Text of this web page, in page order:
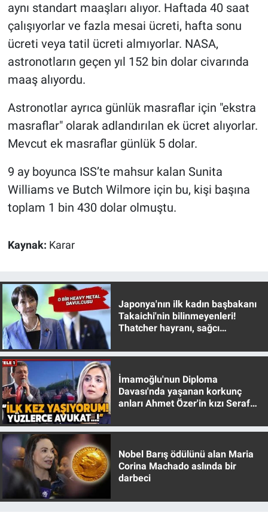
aynı standart maaşları alıyor. Haftada 40 saat
çalışıyorlar ve fazla mesai ücreti, hafta sonu
ücreti veya tatil ücreti almıyorlar. NASA,
astronotların geçen yıl 152 bin dolar civarında
maaş alıyordu.
Astronotlar ayrıca günlük masraflar için "ekstra
masraflar" olarak adlandırılan ek ücret alıyorlar.
Mevcut ek masraflar günlük 5 dolar.
9 ay boyunca ISS’te mahsur kalan Sunita
Williams ve Butch Wilmore için bu, kişi başına
toplam 1 bin 430 dolar olmuştu.
Kaynak: Karar
Japonya'nın ilk kadın başbakanı
Takaichi'nin bilinmeyenleri!
Thatcher hayranı, sağcı
İmamoğlu'nun Diploma
Davası'nda yaşanan korkunç
anları Ahmet Özer'in kızı Seraf
Nobel Barış ödülünü alan Maria
Corina Machado aslında bir
darbeci
Popüler
Programlar
Sağlık
Spor
Teknoloji
Türkiye'nin Geleceği
Türkiye'nin Gündemi
Canlı Yayın